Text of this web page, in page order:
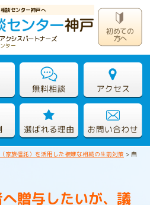
談センター神戸へ
クシスパートナーズ
ター
初めての
方へ
家族信託）を活用した複雑な相続の生前対策 > 自社
贈与したいが、議